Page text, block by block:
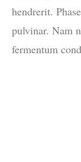
hendrerit.
pulvinar. Nam
fermentum